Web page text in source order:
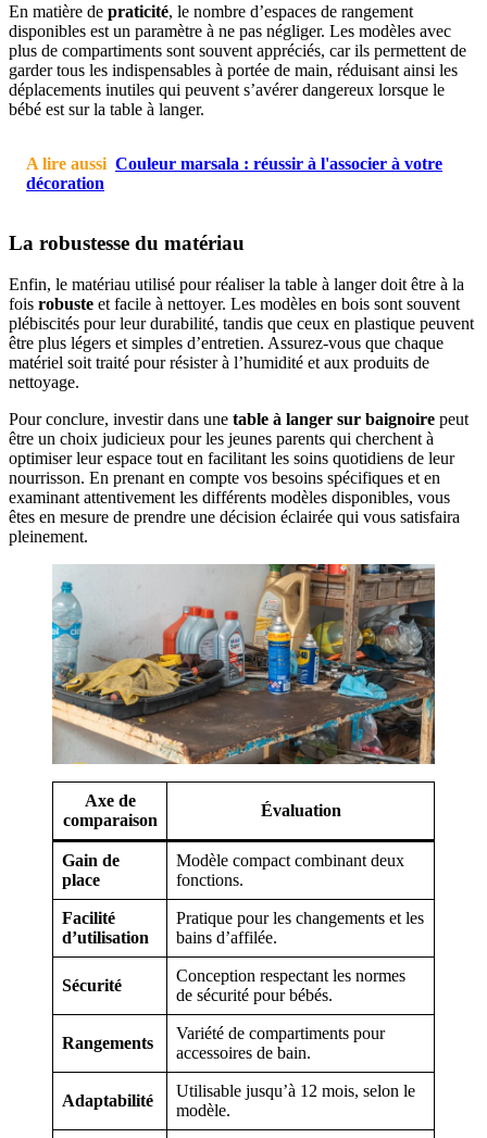
En matière de praticité, le nombre d’espaces de rangement
disponibles est un paramètre à ne pas négliger. Les modèles avec
plus de compartiments sont souvent appréciés, car ils permettent de
garder tous les indispensables à portée de main, réduisant ainsi les
déplacements inutiles qui peuvent s’avérer dangereux lorsque le
bébé est sur la table à langer.
A lire aussi Couleur marsala : réussir à l'associer à votre
décoration
La robustesse du matériau
Enfin, le matériau utilisé pour réaliser la table à langer doit être à la
fois robuste et facile à nettoyer. Les modèles en bois sont souvent
plébiscités pour leur durabilité, tandis que ceux en plastique peuvent
être plus légers et simples d’entretien. Assurez-vous que chaque
matériel soit traité pour résister à l’humidité et aux produits de
nettoyage.
Pour conclure, investir dans une table à langer sur baignoire peut
être un choix judicieux pour les jeunes parents qui cherchent à
optimiser leur espace tout en facilitant les soins quotidiens de leur
nourrisson. En prenant en compte vos besoins spécifiques et en
examinant attentivement les différents modèles disponibles, vous
êtes en mesure de prendre une décision éclairée qui vous satisfaira
pleinement.
Axe de
comparaison
Évaluation
Gain de
place
Modèle compact combinant deux
fonctions.
Facilité
d’utilisation
Pratique pour les changements et les
bains d’affilée.
Sécurité
Conception respectant les normes
de sécurité pour bébés.
Rangements
Variété de compartiments pour
accessoires de bain.
Adaptabilité
Utilisable jusqu’à 12 mois, selon le
modèle.